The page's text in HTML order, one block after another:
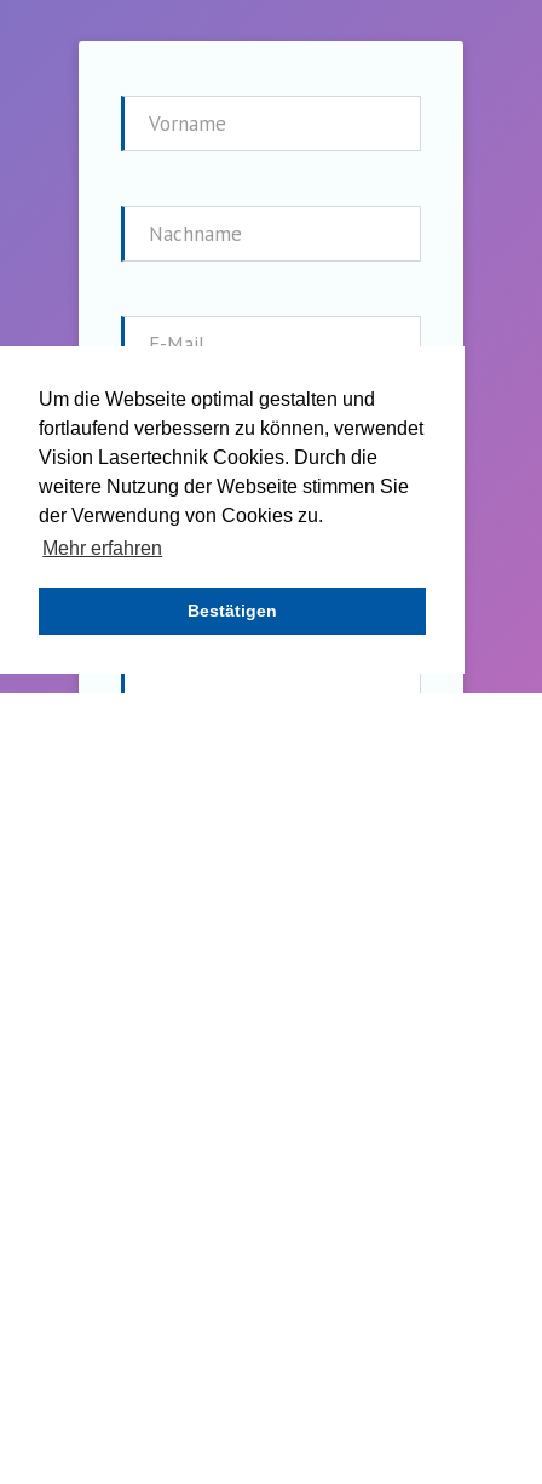
Um die Webseite optimal gestalten und
fortlaufend verbessern zu können, verwendet
Vision Lasertechnik Cookies. Durch die
weitere Nutzung der Webseite stimmen Sie
der Verwendung von Cookies zu.
Mehr erfahren
Bestätigen